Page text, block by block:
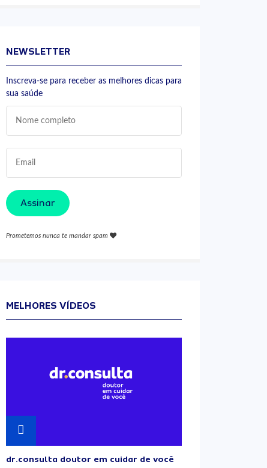
NEWSLETTER
Inscreva-se para receber as melhores dicas para
sua saúde
Assinar
Prometemos nunca te mandar spam
MELHORES VÍDEOS
dr.consulta doutor em cuidar de você